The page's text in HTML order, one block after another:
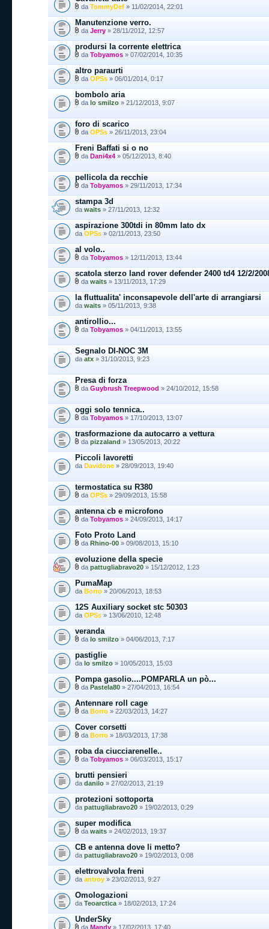
da TommyDef » 11/02/2014, 22:01
Manutenzione verro.
da Jerry » 28/11/2012, 12:57
prodursi la corrente elettrica
da Tobyamos » 07/02/2014, 10:35
altro paraurti
da OPSs » 06/01/2014, 0:17
bombolo aria
da lo smilzo » 21/12/2013, 9:07
foro di scarico
da OPSs » 26/11/2013, 23:04
Freni Baffati si o no
da Dani4x4 » 05/12/2013, 8:40
pellicola da recchie
da Tobyamos » 29/11/2013, 17:34
stampa 3d
da waits » 27/11/2013, 12:32
aspirazione 300tdi in 80mm lato dx
da OPSs » 02/11/2013, 23:50
al volo..
da Tobyamos » 12/11/2013, 13:44
scatola sterzo land rover defender 2400 td4 12/2/
da waits » 13/11/2013, 17:29
la fluttualita' inconsapevole dell'arte di arrangiarsi
da waits » 05/11/2013, 9:38
antirollio...
da Tobyamos » 04/11/2013, 13:55
Segnalo DI-NOC 3M
da atx » 31/10/2013, 9:23
Presa di forza
da Guybrush Treepwood » 24/10/2012, 15:58
oggi solo tennica..
da Tobyamos » 17/10/2013, 13:07
trasformazione da autocarro a vettura
da pizzaland » 13/05/2013, 20:22
Piccoli lavoretti
da Davidone » 28/09/2013, 19:40
termostatica su R380
da OPSs » 29/09/2013, 15:58
antenna cb e microfono
da Tobyamos » 24/09/2013, 14:17
Foto Proto Land
da Rhino-00 » 09/08/2013, 15:10
evoluzione della specie
da pattugliabravo20 » 15/12/2012, 1:23
PumaMap
da Borro » 20/06/2013, 18:53
12S Auxiliary socket stc 50303
da OPSs » 13/06/2010, 12:48
veranda
da lo smilzo » 04/06/2013, 7:17
pastiglie
da lo smilzo » 10/05/2013, 15:03
Pompa gasolio....POMPARLA un pò...
da Pastela80 » 27/04/2013, 16:54
Antennare roll cage
da Borro » 22/03/2013, 14:27
Cover corsetti
da Borro » 18/03/2013, 17:38
roba da ciucciarenelle..
da Tobyamos » 06/03/2013, 15:17
brutti pensieri
da danilo » 27/02/2013, 21:19
protezioni sottoporta
da pattugliabravo20 » 19/02/2013, 0:29
super modifica
da waits » 24/02/2013, 19:37
CB e antenna dove li metto?
da pattugliabravo20 » 19/02/2013, 0:08
elettrovalvola freni
da antroy » 23/02/2013, 9:27
Omologazioni
da Teoarctica » 18/02/2013, 17:24
UnderSky
da Mandy » 17/02/2013, 17:40